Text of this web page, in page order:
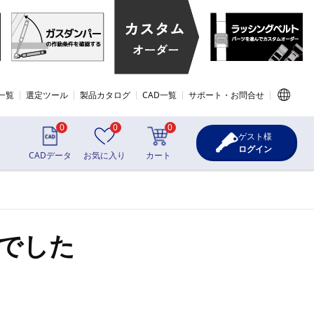
覧 選定ツール 製品カタログ CAD一覧 サポート・お問合せ
0
CADデータ
0
お気に入り
0
カート
ゲスト様
ログイン
した